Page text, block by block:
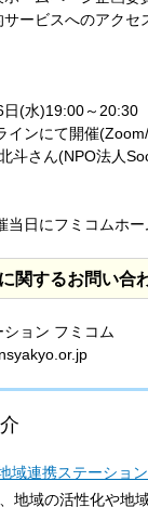
サービスへのアクセ
(水)19:00～20:30
ンにて開催(Zoom/
斗さん(NPO法人
日にフミコムホー
関するお問い合
ョン フミコム
域連携ステーショ
地域の活性化や地